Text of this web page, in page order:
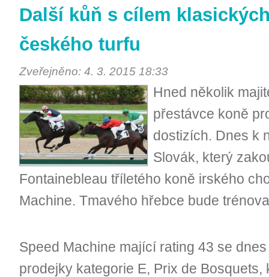
Další kůň s cílem
českého turfu
Zveřejněno: 4. 3. 2015 18:33
Hned několik
přestávce koně
dostizích. Dnes k
Slovák, který
Fontainebleau tříletého koně irského
Machine. Tmavého hřebce bude
Speed Machine mající rating 43 se
prodejky kategorie E, Prix de Bosquets,